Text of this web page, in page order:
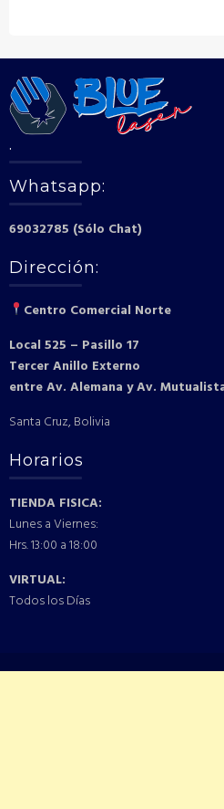
.
Whatsapp:
69032785 (Sólo Chat)
Dirección:
Centro Comercial Norte
Local 525 – Pasillo 17
Tercer Anillo Externo
entre Av. Alemana y Av.
Santa Cruz, Bolivia
Horarios
TIENDA FISICA:
Lunes a Viernes:
Hrs. 13:00 a 18:00
VIRTUAL:
Todos los Días